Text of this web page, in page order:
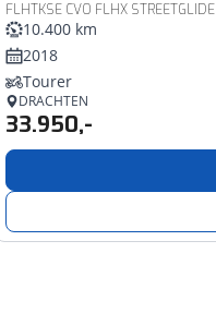
FLHTKSE CVO FLHX STREETGLIDE
10.400 km
2018
Tourer
DRACHTEN
33.950,-